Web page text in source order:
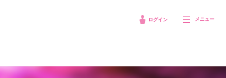
メニュー
ログイン